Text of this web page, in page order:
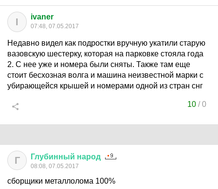
I ivaner
07:48, 07.05.2017
Недавно видел как подростки вручную укатили старую
вазовскую шестерку, которая на парковке стояла года
2. С нее уже и номера были сняты. Также там еще
стоит бесхозная волга и машина неизвестной марки с
убирающейся крышей и номерами одной из стран снг
10 /0
Г Глубинный народ
08:08, 07.05.2017
сборщики металлолома 100%